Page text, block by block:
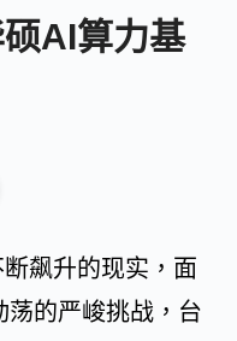
AI算力基
飙升的现实，面
荡的严峻挑战，台